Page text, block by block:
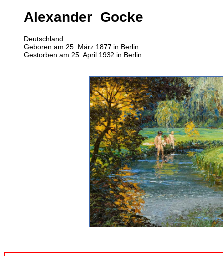
Alexander Gocke
Deutschland
Geboren am 25. März 1877 in Berlin
Gestorben am 25. April 1932 in Berlin